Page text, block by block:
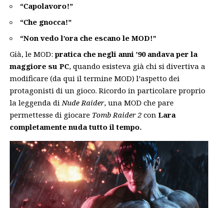
“Capolavoro!”
“Che gnocca!”
“Non vedo l’ora che escano le MOD!”
Già, le MOD:pratica che negli anni ’90 andava per la
maggiore su PC, quando esisteva già chi si divertiva a
modificare (da qui il termine MOD) l’aspetto dei
protagonisti di un gioco. Ricordo in particolare proprio
la leggenda diNude Raider, una MOD che pare
permettesse di giocare Tomb Raider 2 con Lara
completamente nuda tutto il tempo.